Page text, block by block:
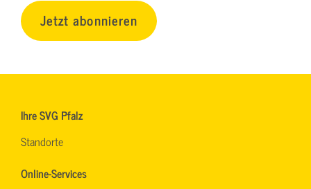
Jetzt abonnieren
Ihre SVG Pfalz
Standorte
Online-Services